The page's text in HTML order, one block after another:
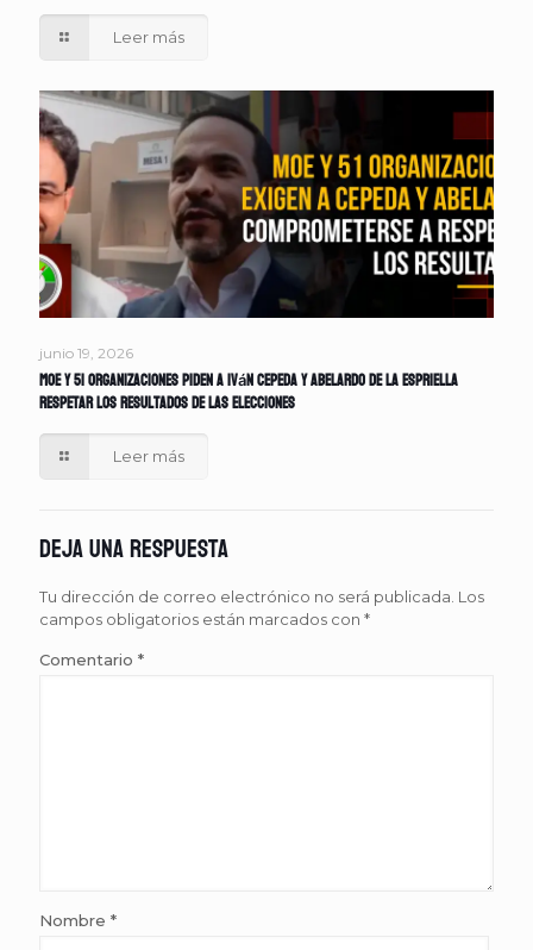
Leer más
junio 19, 2026
MOE y 51 organizaciones piden a Iván Cepeda y Abelardo de la Espriella
respetar los resultados de las elecciones
Leer más
Deja una respuesta
Tu dirección de correo electrónico no será publicada. Los
campos obligatorios están marcados con *
Comentario *
Nombre *